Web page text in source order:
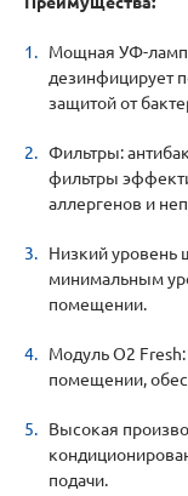
Мощная УФ-
дезинфицирует
защитой от
Фильтры:
фильтры
аллергенов и
Низкий уровень
минимальным
помещении.
Модуль O2
помещении,
Высокая
подачи.